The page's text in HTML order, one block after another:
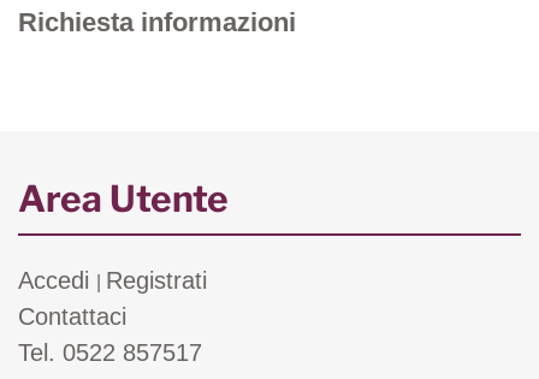
Richiesta informazioni
Area Utente
Accedi
Registrati
Contattaci
Tel. 0522 857517